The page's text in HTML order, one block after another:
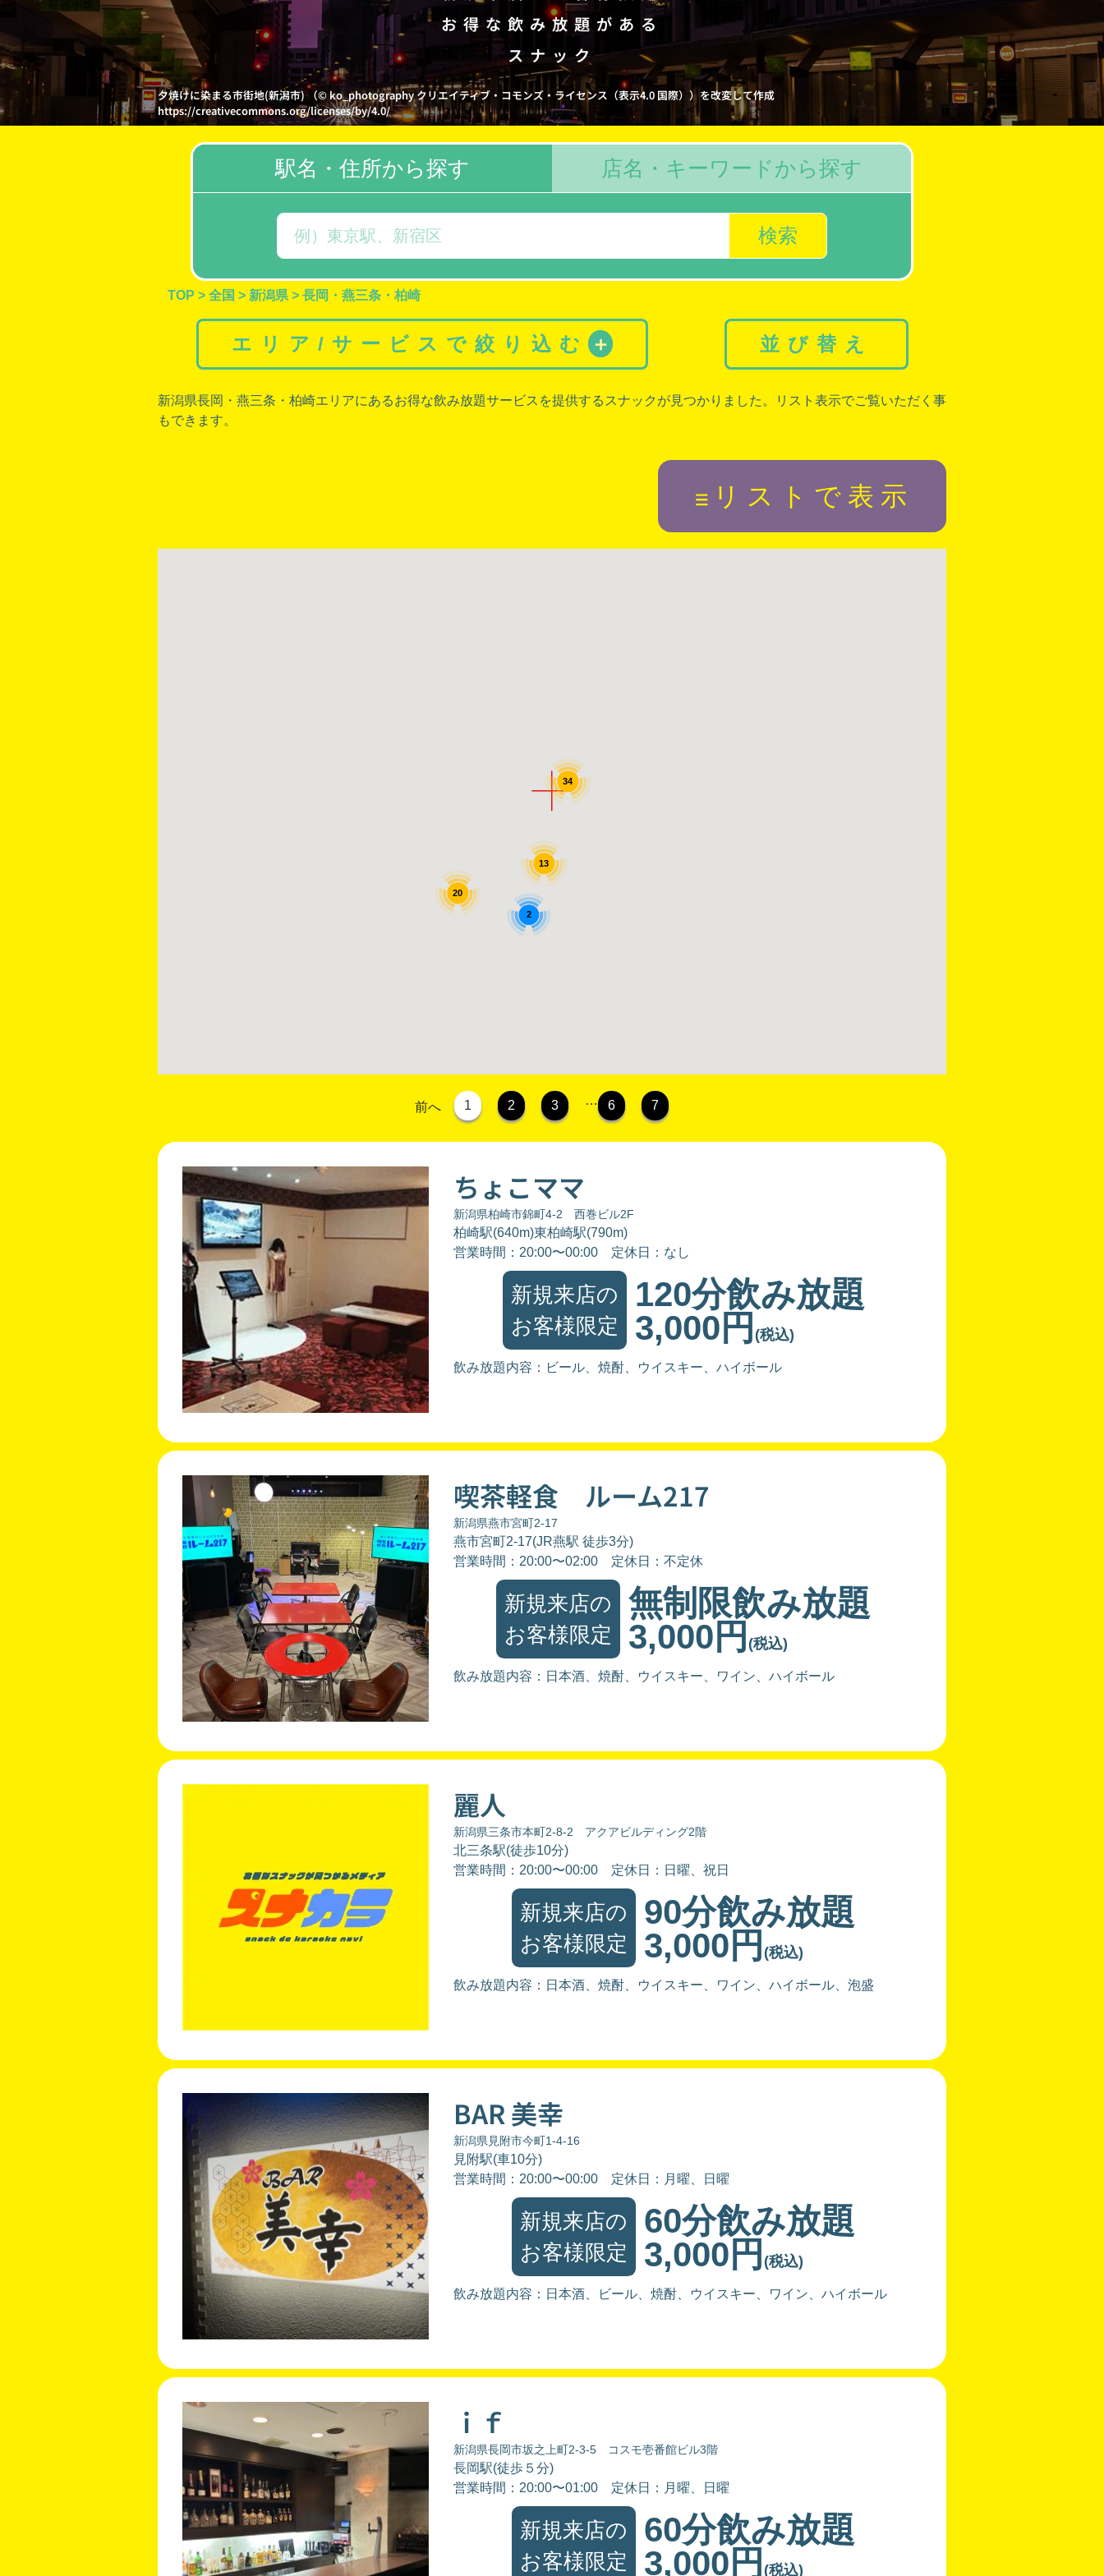
お得な飲み放題がある
スナック
夕焼けに染まる市街地(新潟市) （© ko_photography クリエイティブ・コモンズ・ライセンス（表示4.0 国際））を改変して作成
https://creativecommons.org/licenses/by/4.0/
駅名・住所から探す
検索
店名・キーワードから探す
TOP > 全国 > 新潟県 > 長岡・燕三条・柏崎
エリア/サービスで絞り込む ＋ 並び替え
新潟県長岡 ・ 燕三条 ・ 柏崎エリアにあるお得な飲み放題サービスを提供するスナックが見つかりました。リスト表示でご覧いただく事
もできます。
リストで表示
34
20
13
2
前へ 1 2 3 … 6 7
ちょこママ
新潟県柏崎市錦町4-2 西巻ビル2F
柏崎駅(640m)東柏崎駅(790m)
営業時間：20:00〜00:00
定休日：なし
新規来店の
お客様限定
120分飲み放題
3,000円 (税込)
飲み放題内容：ビール、焼酎、ウイスキー、ハイボール
喫茶軽食 ルーム217
新潟県燕市宮町2-17
燕市宮町2-17(JR燕駅 徒歩3分)
営業時間：20:00〜02:00
定休日：不定休
新規来店の
お客様限定
無制限飲み放題
3,000円 (税込)
飲み放題内容：日本酒、焼酎、ウイスキー、ワイン、ハイボール
麗人
新潟県三条市本町2-8-2 アクアビルディング2階
北三条駅(徒歩10分)
営業時間：20:00〜00:00
定休日：日曜、祝日
新規来店の
お客様限定
90分飲み放題
3,000円 (税込)
飲み放題内容：日本酒、焼酎、ウイスキー、ワイン、ハイボール、泡盛
BAR 美幸
新潟県見附市今町1-4-16
見附駅(車10分)
営業時間：20:00〜00:00
定休日：月曜、日曜
新規来店の
お客様限定
60分飲み放題
3,000円 (税込)
飲み放題内容：日本酒、ビール、焼酎、ウイスキー、ワイン、ハイボール
ｉｆ
新潟県長岡市坂之上町2-3-5 コスモ壱番館ビル3階
長岡駅(徒歩５分)
営業時間：20:00〜01:00
定休日：月曜、日曜
新規来店の
お客様限定
60分飲み放題
3,000円 (税込)